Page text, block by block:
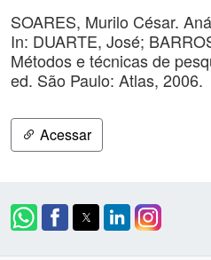
SOARES, Murilo César.
In: DUARTE, José;
Métodos e técnicas de
ed. São Paulo: Atlas, 2006.
Acessar